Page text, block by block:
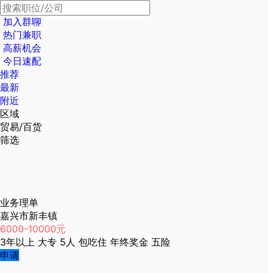
加入群聊
热门兼职
高薪机会
今日速配
推荐
最新
附近
区域
贸易/百货
筛选
业务理单
嘉兴市新丰镇
6000-10000元
3年以上 大专 5人 包吃住 年终奖金 五险
申请